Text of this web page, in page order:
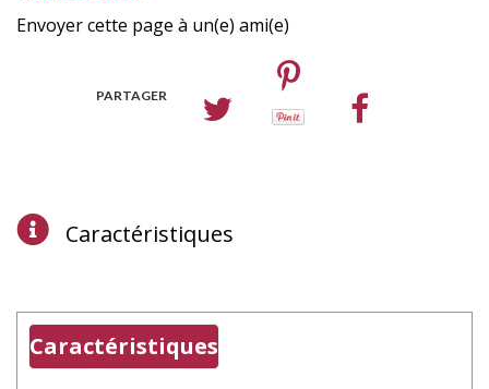
Envoyer cette page à un(e) ami(e)
PARTAGER
Caractéristiques
Caractéristiques